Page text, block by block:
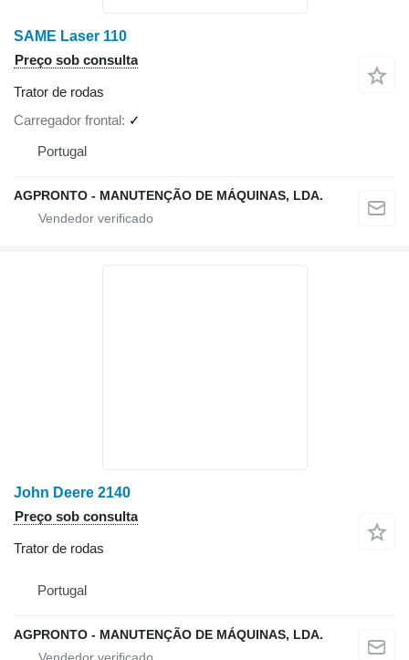
SAME Laser 110
Preço sob consulta
Trator de rodas
Carregador frontal ✓
Portugal
AGPRONTO - MANUTENÇÃO DE MÁQUINAS, LDA.
John Deere 2140
Preço sob consulta
Trator de rodas
Portugal
AGPRONTO - MANUTENÇÃO DE MÁQUINAS, LDA.